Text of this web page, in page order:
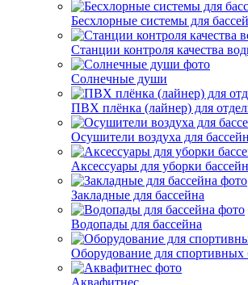
Бесхлорные системы для
Станции контроля качества
Солнечные души
ПВХ плёнка (лайнер) для
Осушители воздуха для
Аксессуары для уборки
Закладные для бассейна
Водопады для бассейна
Оборудование для спортивных
Аквафитнес